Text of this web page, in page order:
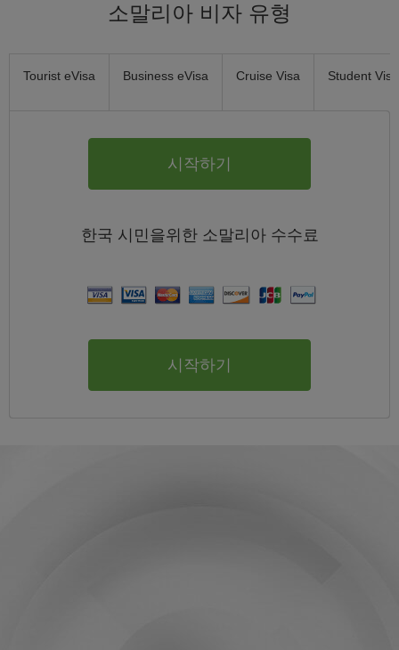
소말리아 비자 유형
Tourist eVisa Business eVisa Cruise Visa Student Visa
시작하기
한국 시민을위한 소말리아 수수료
시작하기